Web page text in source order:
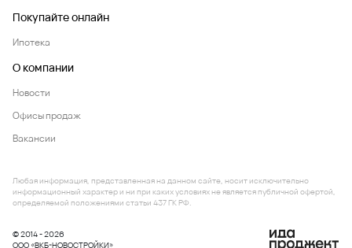
Покупайте онлайн
Ипотека
О компании
Новости
Офисы продаж
Вакансии
© 2014 - 2026
ООО «ВКБ-НОВОСТРОЙКИ»
Любая информация, представленная на данном сайте, носит исключительно
информационный характер и ни при каких условиях не является публичной офертой,
определяемой положениями статьи 437 ГК РФ.